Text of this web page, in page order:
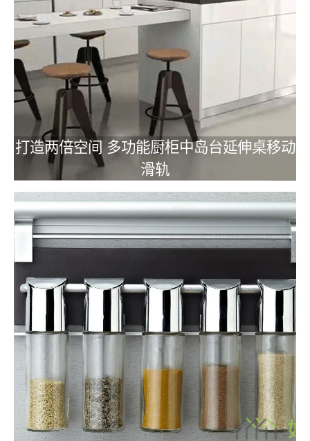
打造两倍空间 多功能厨柜中岛台延伸桌移动
滑轨